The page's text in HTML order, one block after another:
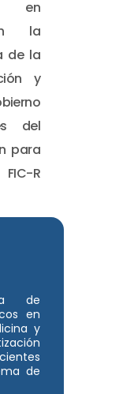
de
en
y
de
en
la
de la
y
del
para
R